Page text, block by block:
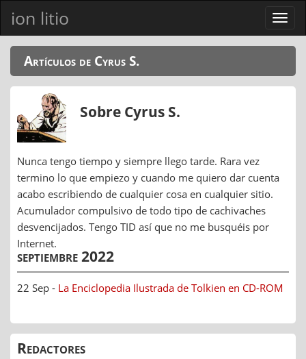
ion litio
Ver
menú
Artículos de Cyrus S.
Sobre Cyrus S.
Nunca tengo tiempo y siempre llego tarde. Rara vez
termino lo que empiezo y cuando me quiero dar cuenta
acabo escribiendo de cualquier cosa en cualquier sitio.
Acumulador compulsivo de todo tipo de cachivaches
desvencijados. Tengo TID así que no me busquéis por
Internet.
septiembre 2022
22 Sep - La Enciclopedia Ilustrada de Tolkien en CD-ROM
Redactores